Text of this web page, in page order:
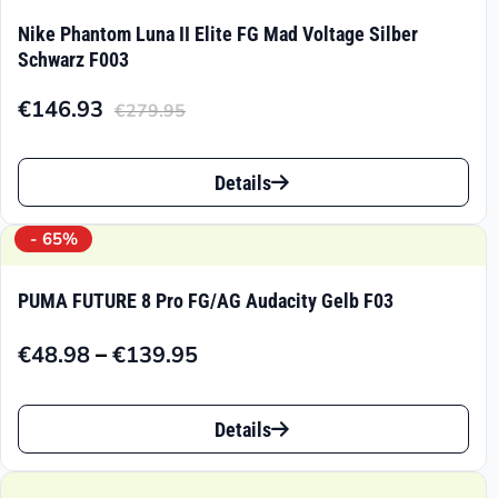
Nike Phantom Luna II Elite FG Mad Voltage Silber
Schwarz F003
€279.95
Ursprünglicher
Preis
€279.95
€146.93
Aktueller
Preis
€146.93.
Dieses
Produkt
weist
auf.
Die
Optionen
können
Details
- 65%
PUMA FUTURE 8 Pro FG/AG Audacity Gelb F03
€48.98–€139.95
Preisspanne:
€48.98
€139.95
Dieses
Produkt
Details